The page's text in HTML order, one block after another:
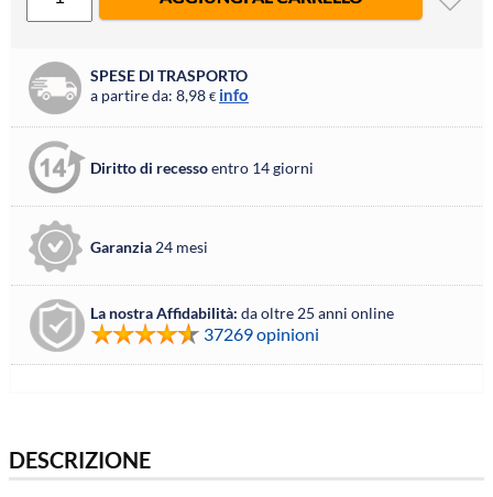
SPESE DI TRASPORTO
a partire da: 8,98 € info
Diritto di recessoentro 14 giorni
Garanzia 24 mesi
La nostra Affidabilità: da oltre 25 anni online
37269 opinioni
DESCRIZIONE